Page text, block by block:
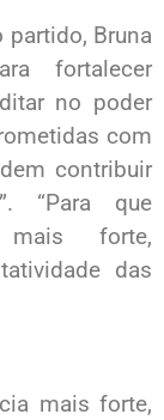
Bruna
fortalecer
no poder
com
contribuir
“Para que
mais forte,
das
mais forte,